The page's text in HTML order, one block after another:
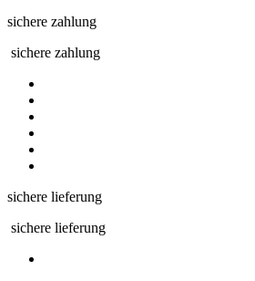
sichere zahlung
sichere zahlung
sichere lieferung
sichere lieferung